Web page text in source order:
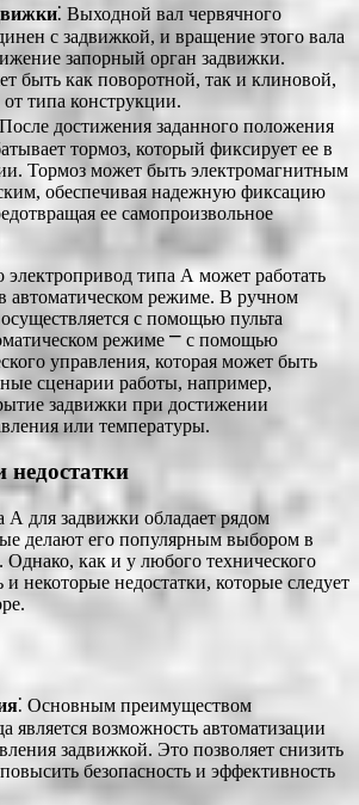
⁚ Выходной вал червячного
с задвижкой, и вращение этого вала
запорный орган задвижки.
быть как поворотной, так и клиновой,
типа конструкции.
После достижения заданного положения
тормоз, который фиксирует ее в
Тормоз может быть электромагнитным
обеспечивая надежную фиксацию
ее самопроизвольное
электропривод типа А может работать
автоматическом режиме. В ручном
с помощью пульта
режиме ⎻ с помощью
управления, которая может быть
сценарии работы, например,
задвижки при достижении
или температуры.
А для задвижки обладает рядом
делают его популярным выбором в
Однако, как и у любого технического
и некоторые недостатки, которые следует
⁚ Основным преимуществом
является возможность автоматизации
задвижкой. Это позволяет снизить
безопасность и эффективность